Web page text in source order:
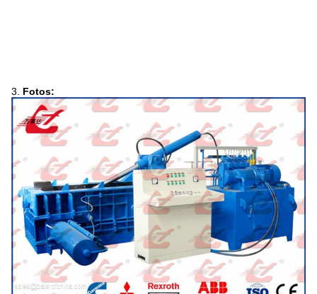
3. Fotos: